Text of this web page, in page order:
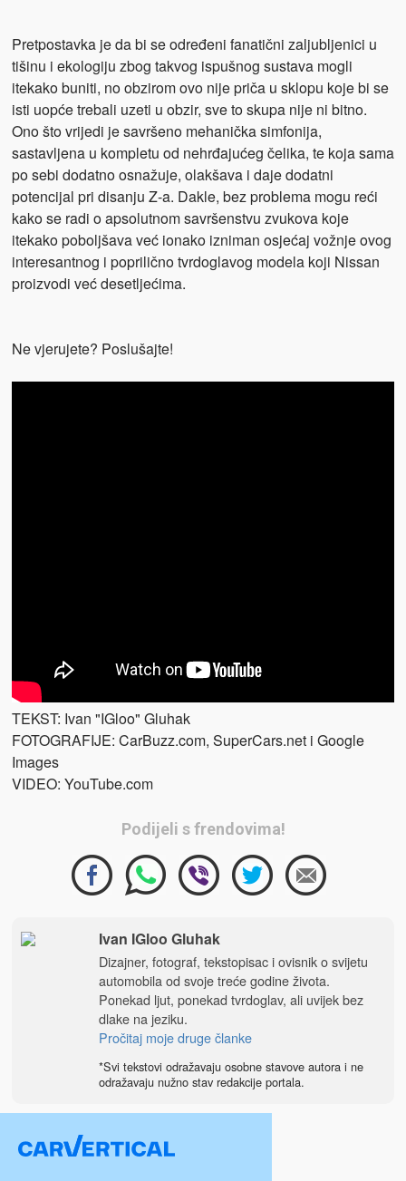
Pretpostavka je da bi se određeni fanatični zaljubljenici u
tišinu i ekologiju zbog takvog ispušnog sustava mogli
itekako buniti, no obzirom ovo nije priča u sklopu koje bi se
isti uopće trebali uzeti u obzir, sve to skupa nije ni bitno.
Ono što vrijedi je savršeno mehanička simfonija,
sastavljena u kompletu od nehrđajućeg čelika, te koja sama
po sebi dodatno osnažuje, olakšava i daje dodatni
potencijal pri disanju Z-a. Dakle, bez problema mogu reći
kako se radi o apsolutnom savršenstvu zvukova koje
itekako poboljšava već ionako izniman osjećaj vožnje ovog
interesantnog i poprilično tvrdoglavog modela koji Nissan
proizvodi već desetljećima.
Ne vjerujete? Poslušajte!
TEKST: Ivan "IGloo" Gluhak
FOTOGRAFIJE: CarBuzz.com, SuperCars.net i Google
Images
VIDEO: YouTube.com
Podijeli s frendovima!
Ivan IGloo Gluhak
Dizajner, fotograf, tekstopisac i ovisnik o svijetu
automobila od svoje treće godine života.
Ponekad ljut, ponekad tvrdoglav, ali uvijek bez
dlake na jeziku.
Pročitaj moje druge članke
*Svi tekstovi odražavaju osobne stavove autora i ne
odražavaju nužno stav redakcije portala.